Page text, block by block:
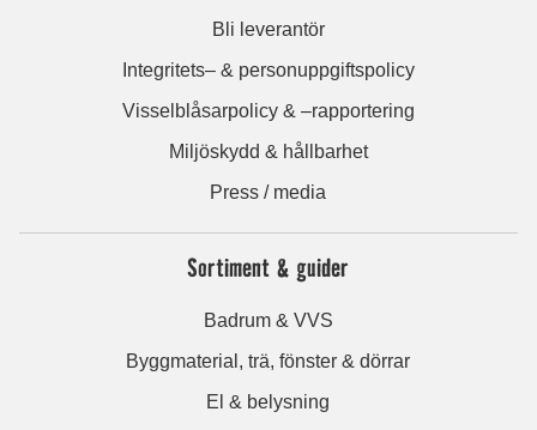
Bli leverantör
Integritets– & personuppgiftspolicy
Visselblåsarpolicy & –rapportering
Miljöskydd & hållbarhet
Press / media
Sortiment & guider
Badrum & VVS
Byggmaterial, trä, fönster & dörrar
El & belysning